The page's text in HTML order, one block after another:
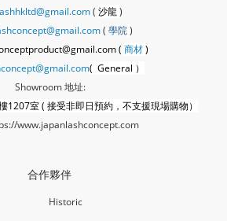
( 沙龍)
( 學院)
( 商材)
( General ）
Showroom 地址:
1207室 ( 接受非即日預約，不支援現場購物）
www.japanlashconcept.com
合作夥伴
Historic